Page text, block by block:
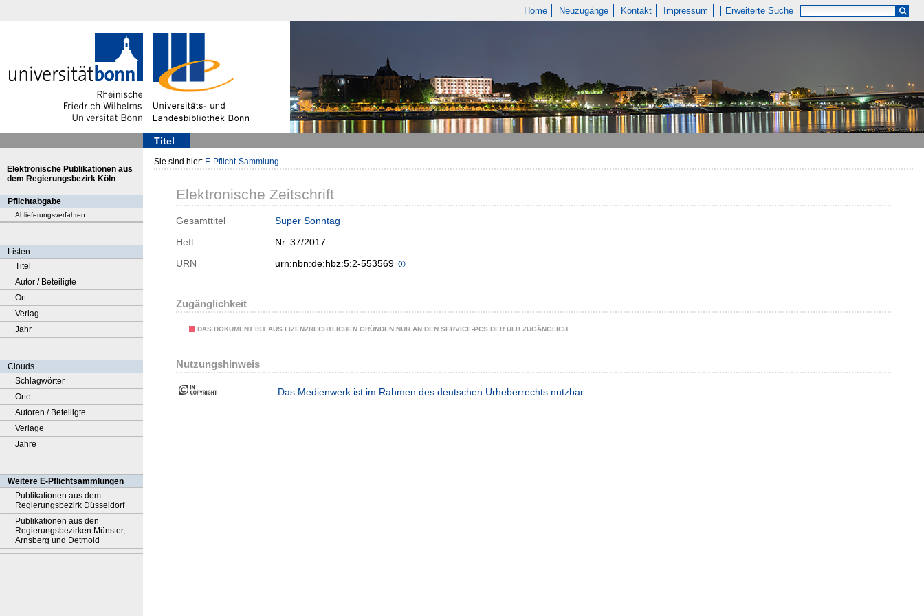
Home Neuzugänge Kontakt Impressum Erweiterte Suche
Titel
Elektronische Publikationen aus
dem Regierungsbezirk Köln
Pflichtabgabe
Ablieferungsverfahren
Listen
Titel
Autor / Beteiligte
Ort
Verlag
Jahr
Clouds
Schlagwörter
Orte
Autoren / Beteiligte
Verlage
Jahre
Weitere E-Pflichtsammlungen
Publikationen aus dem
Regierungsbezirk Düsseldorf
Publikationen aus den
Regierungsbezirken Münster,
Arnsberg und Detmold
Sie sind hier: E-Pflicht-Sammlung
Elektronische Zeitschrift
Gesamttitel
Super Sonntag
Heft
Nr. 37/2017
URN
urn:nbn:de:hbz:5:2-553569
Zugänglichkeit
DAS DOKUMENT IST AUS LIZENZRECHTLICHEN GRÜNDEN NUR AN DEN SERVICE-PCS DER ULB ZUGÄNGLICH.
Nutzungshinweis
Das Medienwerk ist im Rahmen des deutschen Urheberrechts nutzbar.